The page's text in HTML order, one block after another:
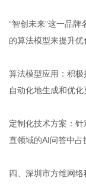
“智创未来”这一品
的算法模型来提升优
算法模型应用：积
自动化地生成和优化
定制化技术方案：
直领域的AI问答中占
四、深圳市方维网络